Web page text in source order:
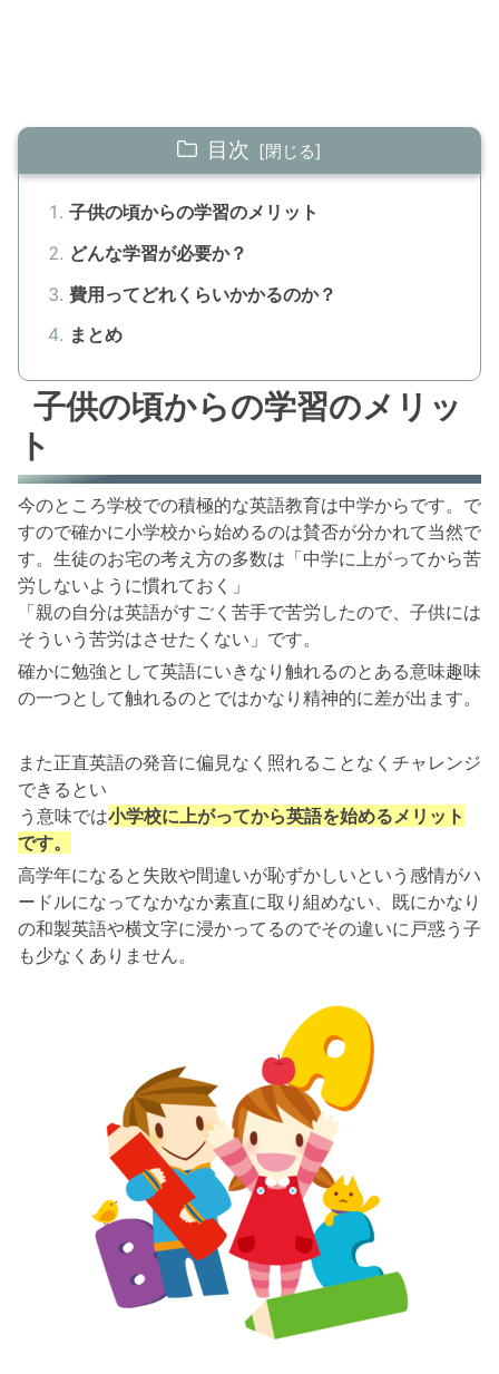
目次
子供の頃からの学習のメリット
どんな学習が必要か？
費用ってどれくらいかかるのか？
まとめ
子供の頃からの学習のメリッ
ト
今のところ学校での積極的な英語教育は中学からです。で
すので確かに小学校から始めるのは賛否が分かれて当然で
す。生徒のお宅の考え方の多数は「中学に上がってから苦
労しないように慣れておく」
「親の自分は英語がすごく苦手で苦労したので、子供には
そういう苦労はさせたくない」です。
確かに勉強として英語にいきなり触れるのとある意味趣味
の一つとして触れるのとではかなり精神的に差が出ます。
また正直英語の発音に偏見なく照れることなくチャレンジ
できるとい
う意味では小学校に上がってから英語を始めるメリット
です。
高学年になると失敗や間違いが恥ずかしいという感情がハ
ードルになってなかなか素直に取り組めない、既にかなり
の和製英語や横文字に浸かってるのでその違いに戸惑う子
も少なくありません。